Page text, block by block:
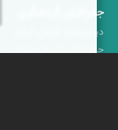
جغرافیای گردشگری
دیدنی‌های طبیعی ایران
جاذبه‌های تاریخی ایران